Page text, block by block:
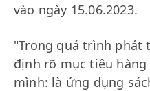
vào ngày 15.06.2023.
"Trong quá trình phát
định rõ mục tiêu hàng
mình: là ứng dụng